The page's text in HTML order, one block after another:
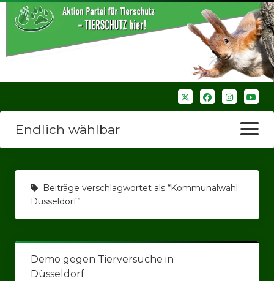
Endlich wählbar
Menü
öffnen
Wir über uns
Unsere Verbände
Bezirksverbände
Bezirksverband Ruhrparlamenrt
Beiträge verschlagwortet als “Kommunalwahl
Düsseldorf”
Demo gegen Tierversuche in
Düsseldorf